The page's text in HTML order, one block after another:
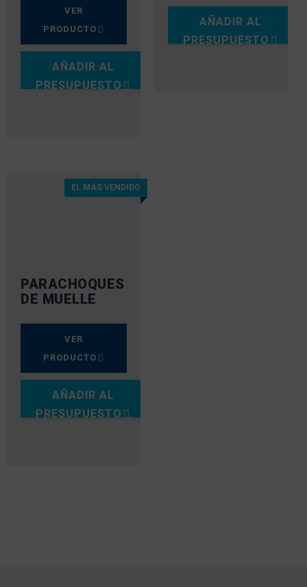
VER
PRODUCTO
AÑADIR AL
PRESUPUESTO
AÑADIR AL
PRESUPUESTO
EL MÁS VENDIDO
PARACHOQUES
DE MUELLE
VER
PRODUCTO
AÑADIR AL
PRESUPUESTO